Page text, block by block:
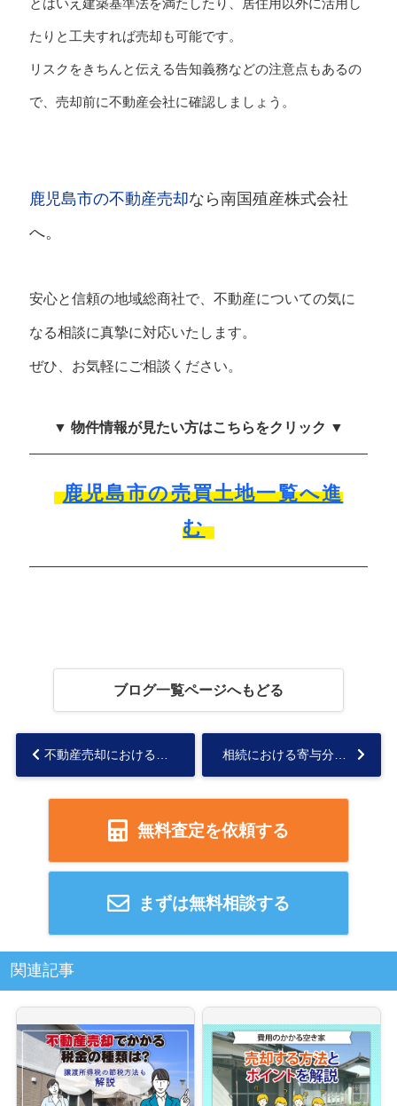
とはいえ建築基準法を満たしたり、居住用以外に活用し
たりと工夫すれば売却も可能です。
リスクをきちんと伝える告知義務などの注意点もあるの
で、売却前に不動産会社に確認しましょう。
鹿児島市の不動産売却なら南国殖産株式会社
へ。
安心と信頼の地域総商社で、不動産についての気に
なる相談に真摯に対応いたします。
ぜひ、お気軽にご相談ください。
▼ 物件情報が見たい方はこちらをクリック ▼
鹿児島市の売買土地一覧へ進
む
ブログ一覧ページへもどる
無料査定を依頼する
まずは無料相談する
関連記事